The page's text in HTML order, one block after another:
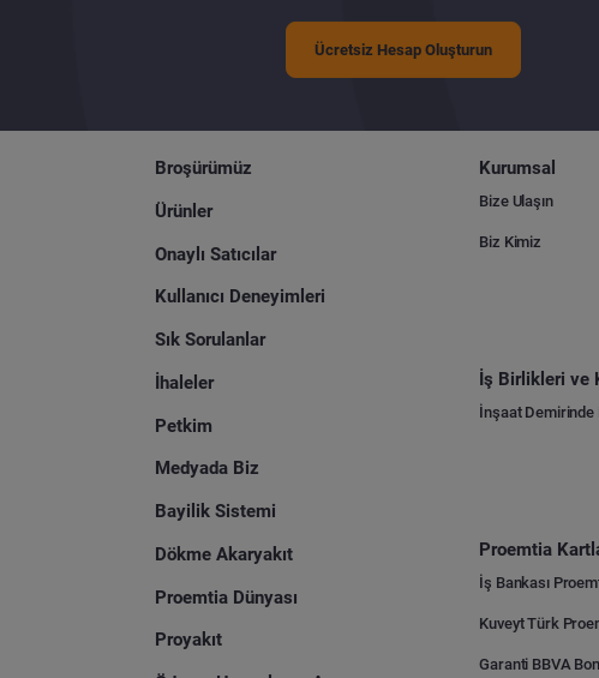
Ücretsiz Hesap Oluşturun
Broşürümüz
Ürünler
Onaylı Satıcılar
Kullanıcı Deneyimleri
Sık Sorulanlar
İhaleler
Petkim
Medyada Biz
Bayilik Sistemi
Dökme Akaryakıt
Proemtia Dünyası
Proyakıt
Kurumsal
Bize Ulaşın
Biz Kimiz
İş Birlikleri ve
İnşaat Demirinde
Proemtia
İş Bankası